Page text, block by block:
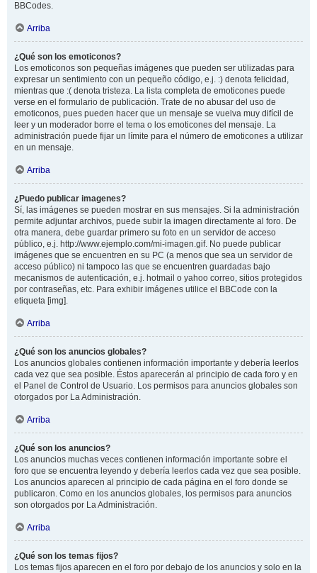
BBCodes.
Arriba
¿Qué son los emoticonos?
Los emoticonos son pequeñas imágenes que pueden ser utilizadas para
expresar un sentimiento con un pequeño código, e.j. :) denota felicidad,
mientras que :( denota tristeza. La lista completa de emoticones puede
verse en el formulario de publicación. Trate de no abusar del uso de
emoticonos, pues pueden hacer que un mensaje se vuelva muy difícil de
leer y un moderador borre el tema o los emoticones del mensaje. La
administración puede fijar un límite para el número de emoticones a utilizar
en un mensaje.
Arriba
¿Puedo publicar imagenes?
Sí, las imágenes se pueden mostrar en sus mensajes. Si la administración
permite adjuntar archivos, puede subir la imagen directamente al foro. De
otra manera, debe guardar primero su foto en un servidor de acceso
público, e.j. http://www.ejemplo.com/mi-imagen.gif. No puede publicar
imágenes que se encuentren en su PC (a menos que sea un servidor de
acceso público) ni tampoco las que se encuentren guardadas bajo
mecanismos de autenticación, e.j. hotmail o yahoo correo, sitios protegidos
por contraseñas, etc. Para exhibir imágenes utilice el BBCode con la
etiqueta [img].
Arriba
¿Qué son los anuncios globales?
Los anuncios globales contienen información importante y debería leerlos
cada vez que sea posible. Éstos aparecerán al principio de cada foro y en
el Panel de Control de Usuario. Los permisos para anuncios globales son
otorgados por La Administración.
Arriba
¿Qué son los anuncios?
Los anuncios muchas veces contienen información importante sobre el
foro que se encuentra leyendo y debería leerlos cada vez que sea posible.
Los anuncios aparecen al principio de cada página en el foro donde se
publicaron. Como en los anuncios globales, los permisos para anuncios
son otorgados por La Administración.
Arriba
¿Qué son los temas fijos?
Los temas fijos aparecen en el foro por debajo de los anuncios y solo en la